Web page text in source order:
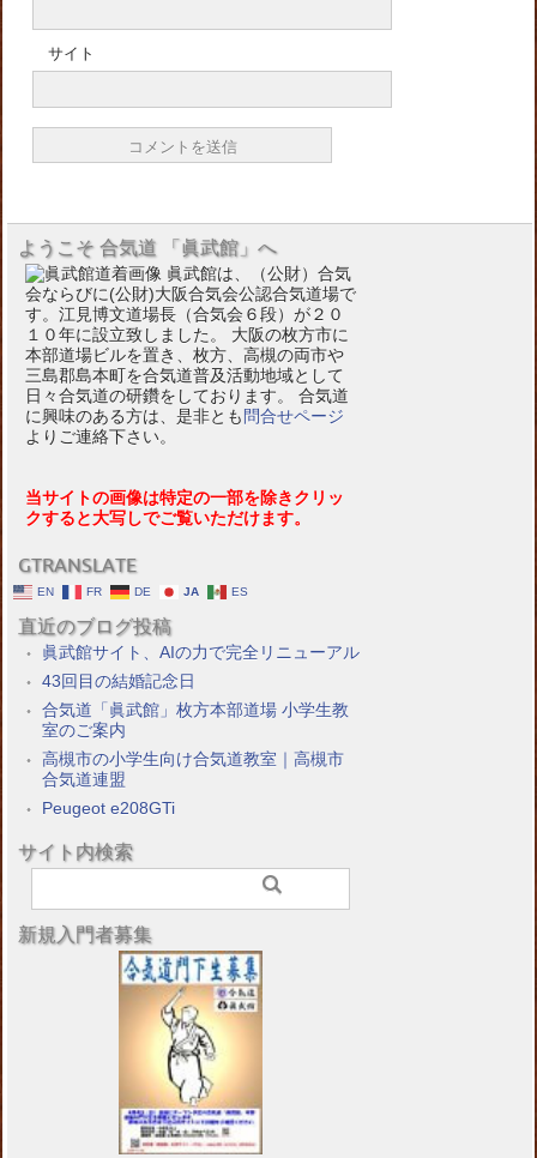
サイト
ようこそ 合気道 「眞武館」へ
眞武館は、（公財）合気
会ならびに(公財)大阪合気会公認合気道場で
す。江見博文道場長（合気会６段）が２０
１０年に設立致しました。 大阪の枚方市に
本部道場ビルを置き、枚方、高槻の両市や
三島郡島本町を合気道普及活動地域として
日々合気道の研鑽をしております。 合気道
に興味のある方は、是非とも 問合せページ
よりご連絡下さい。
当サイトの画像は特定の一部を除きクリッ
クすると大写しでご覧いただけます。
GTRANSLATE
EN FR DE JA ES
直近のブログ投稿
眞武館サイト、AIの力で完全リニューアル
43回目の結婚記念日
合気道「眞武館」枚方本部道場 小学生教
室のご案内
高槻市の小学生向け合気道教室｜高槻市
合気道連盟
Peugeot e208GTi
サイト内検索
新規入門者募集